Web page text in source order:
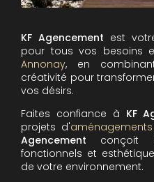
KF Agencement est
pour tous vos besoins
Annonay, en
créativité pour
vos désirs.
Faites confiance à KF
projets d'
Agencement conçoit
fonctionnels et
de votre environnement.